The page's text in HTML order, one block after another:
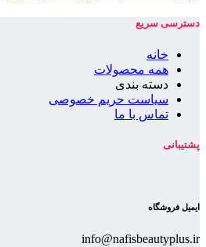
دسترسی سریع
خانه
همه محصولات
دسته بندی
سیاست حریم خصوصی
تماس با ما
پشتیبانی
ایمیل فروشگاه
info@nafisbeautyplus.ir